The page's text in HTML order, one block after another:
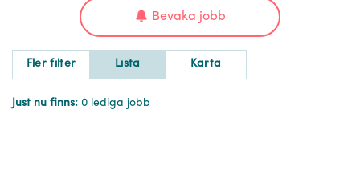
Bevaka jobb
Fler filter Lista Karta
Just nu finns: 0 lediga jobb